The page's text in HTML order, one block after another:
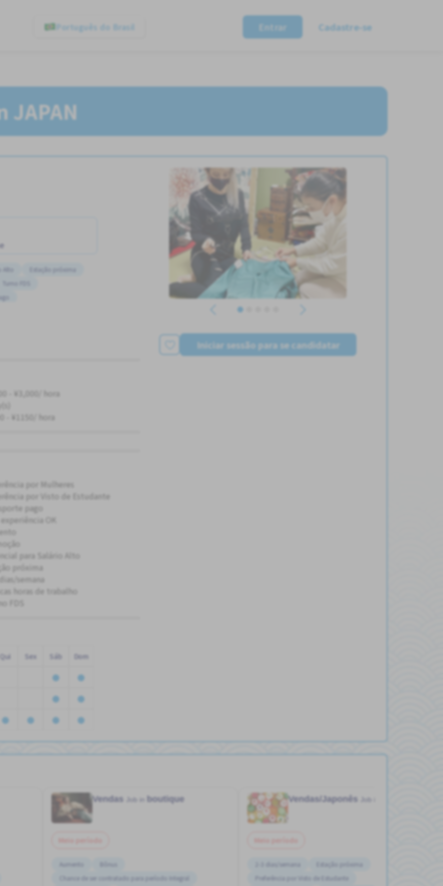
Português do Brasil Entrar Cadastre-se
JAPAN
- ¥3,000/ hora
- ¥1150/ hora
por Mulheres
por Visto de Estudante
pago
experiência OK
para Salário Alto
próxima
dias/semana
horas de trabalho
FDS
Qui Sex Sáb Dom
Iniciar sessão para se candidatar
Vendas boutique
Aumento
Chance de ser contratado para período Integral
Vendas/Japonês
2-3 dias/semana
Preferência por Visto de Estudante